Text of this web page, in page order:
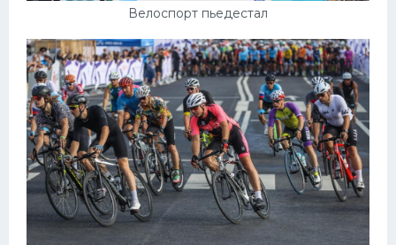
Велоспорт пьедестал